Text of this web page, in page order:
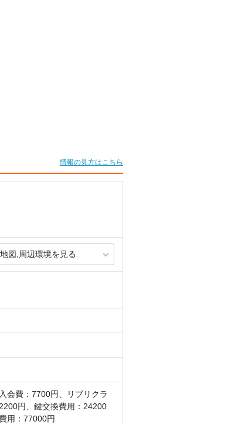
情報の見方はこちら
地図,周辺環境を見る
会費：7700円、リブリクラ
円、鍵交換費用：24200
用：77000円